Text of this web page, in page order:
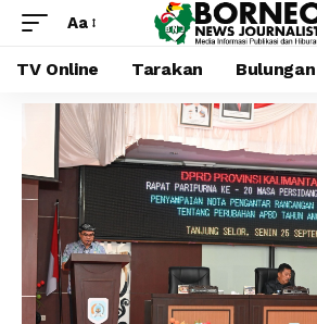
Aa
TV Online Tarakan Bulungan